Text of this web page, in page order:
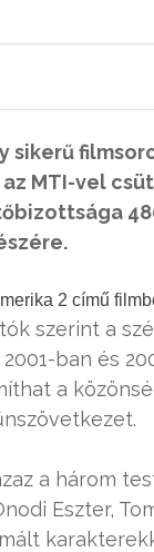
MTI-vel
2 című
szerint a
ban és
a
a három
Eszter,